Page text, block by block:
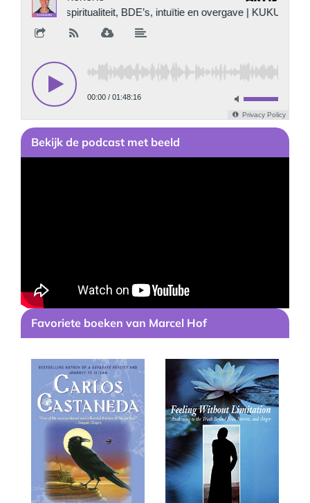
Bekijk de podcast met beeld
Favoriete boeken van Marcel Hof